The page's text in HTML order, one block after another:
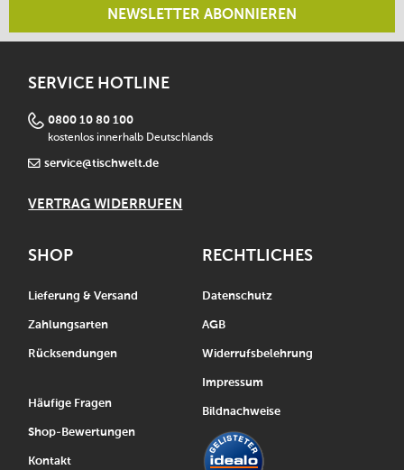
NEWSLETTER ABONNIEREN
SERVICE HOTLINE
0800 10 80 100
kostenlos innerhalb Deutschlands
service@tischwelt.de
VERTRAG WIDERRUFEN
SHOP
Lieferung & Versand
Zahlungsarten
Rücksendungen
Häufige Fragen
Shop-Bewertungen
Kontakt
RECHTLICHES
Datenschutz
AGB
Widerrufsbelehrung
Impressum
Bildnachweise